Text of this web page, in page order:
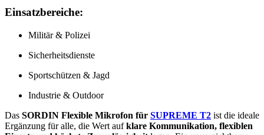
Einsatzbereiche:
Militär & Polizei
Sicherheitsdienste
Sportschützen & Jagd
Industrie & Outdoor
Das SORDIN Flexible Mikrofon für SUPREME T2 ist die ideale
Ergänzung für alle, die Wert aufklare Kommunikation, flexiblen